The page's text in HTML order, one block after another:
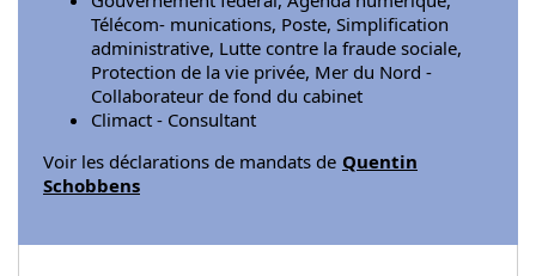
Télécom- munications, Poste, Simplification
administrative, Lutte contre la fraude sociale,
Protection de la vie privée, Mer du Nord -
Collaborateur de fond du cabinet
Climact - Consultant
Voir les déclarations de mandats de Quentin
Schobbens